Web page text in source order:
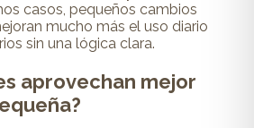
casos, pequeños cambios
mucho más el uso diario
sin una lógica clara.
aprovechan mejor